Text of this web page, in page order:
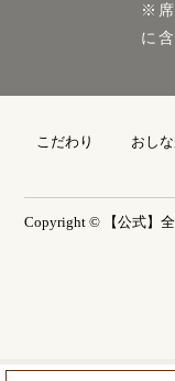
※席
に
こだわり おし
Copyright © 【公式】